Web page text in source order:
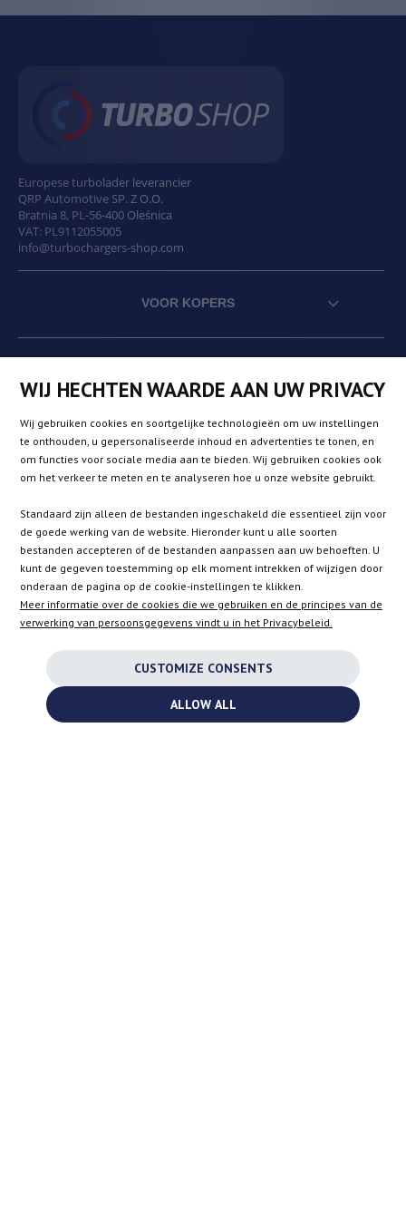
Europese turbolader leverancier
QRP Automotive SP. Z O.O.
Bratnia 8, PL-56-400 Oleśnica
VAT: PL9112055005
info@turbochargers-shop.com
VOOR KOPERS
WINKEL
AT
BE
DE
DK
FR
IE
NL
PL
WIJ HECHTEN WAARDE AAN UW PRIVACY
Wij gebruiken cookies en soortgelijke technologieën om uw instellingen
te onthouden, u gepersonaliseerde inhoud en advertenties te tonen, en
om functies voor sociale media aan te bieden. Wij gebruiken cookies ook
om het verkeer te meten en te analyseren hoe u onze website gebruikt.
Standaard zijn alleen de bestanden ingeschakeld die essentieel zijn voor
de goede werking van de website. Hieronder kunt u alle soorten
bestanden accepteren of de bestanden aanpassen aan uw behoeften. U
kunt de gegeven toestemming op elk moment intrekken of wijzigen door
onderaan de pagina op de cookie-instellingen te klikken.
Meer informatie over de cookies die we gebruiken en de principes van de
verwerking van persoonsgegevens vindt u in het Privacybeleid.
CUSTOMIZE CONSENTS
ALLOW ALL